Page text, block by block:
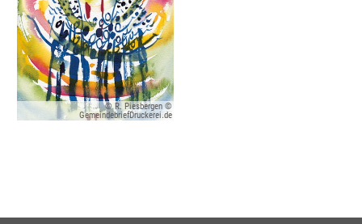
© R. Piesbergen ©
GemeindebriefDruckerei.de